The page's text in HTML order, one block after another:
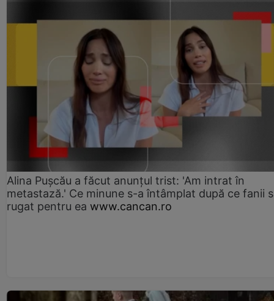
Alina Pușcău a făcut anunțul trist: 'Am intrat în
metastază.' Ce minune s-a întâmplat după ce fanii
rugat pentru ea www.cancan.ro